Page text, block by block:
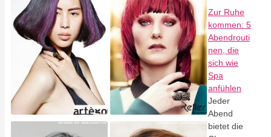
Zur Ruhe
kommen: 5
Abendrouti
nen, die
sich wie
Spa
anfühlen
Jeder
Abend
bietet die